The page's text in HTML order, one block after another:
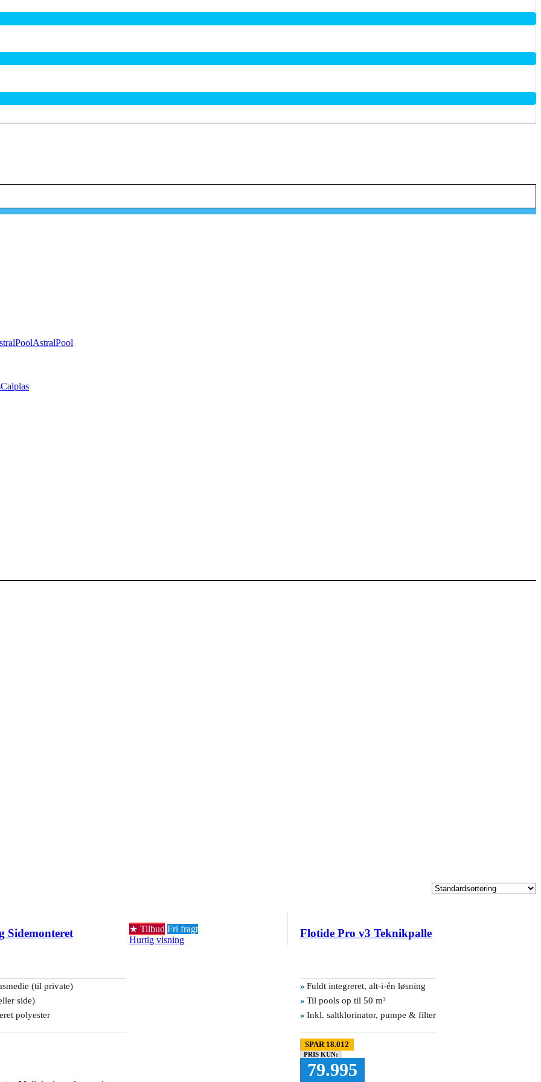
AstralPool
Calplas
Sidemonteret
(til private)
side)
polyester
Tilbud Fri fragt
Hurtig visning
Flotide Pro v3 Teknikpalle
» Fuldt integreret, alt-i-én løsning
» Til pools op til 50 m³
» Inkl. saltklorinator, pumpe & filter
SPAR 18.012
PRIS KUN:
79.995